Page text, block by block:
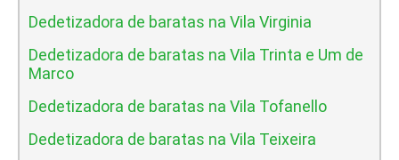
Dedetizadora de baratas na Vila Virginia
Dedetizadora de baratas na Vila Trinta e Um de
Marco
Dedetizadora de baratas na Vila Tofanello
Dedetizadora de baratas na Vila Teixeira